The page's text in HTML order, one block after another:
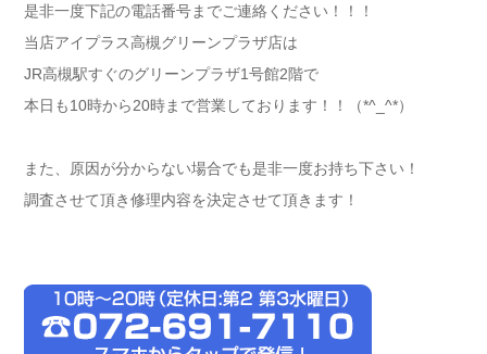
是非一度下記の電話番号までご連絡ください！！！
当店アイプラス高槻グリーンプラザ店は
JR高槻駅すぐのグリーンプラザ1号館2階で
本日も10時から20時まで営業しております！！（*^_^*）
また、原因が分からない場合でも是非一度お持ち下さい！
調査させて頂き修理内容を決定させて頂きます！